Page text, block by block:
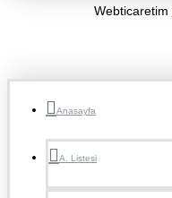
Webticaretim
Anasayfa
A. Listesi